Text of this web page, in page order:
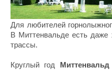
Для любителей
В Миттенвальде есть
трассы.
Круглый год Миттенвальд